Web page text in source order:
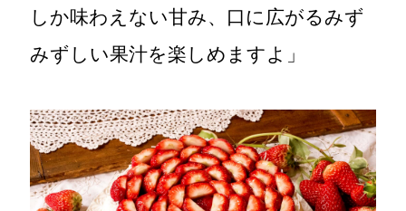
しか味わえない甘み、口に広がるみず
みずしい果汁を楽しめますよ」